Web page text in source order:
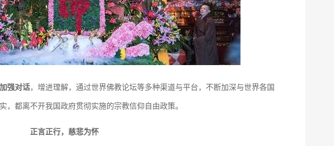
强对话，增进理解，通过世界佛教论坛等多种渠道与平台，不断加深与世界各国
都离不开我国政府贯彻实施的宗教信仰自由政策。
正言正行，慈悲为怀